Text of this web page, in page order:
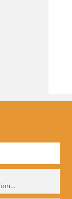
Biomechanik- Abschlusspräsentation des Workshops Sommer 2001